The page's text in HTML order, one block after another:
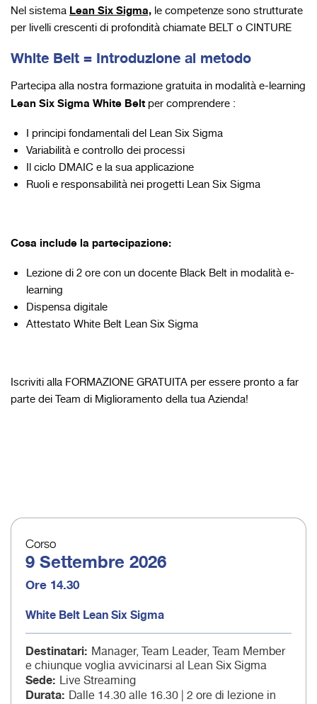
Nel sistemaLean Six Sigma, le competenze sono strutturate
per livelli crescenti di profondità chiamate BELT o CINTURE
White Belt= Introduzione al metodo
Partecipa alla nostra formazione gratuita in modalità e-learning
Lean Six Sigma White Belt per comprendere :
I principi fondamentali del Lean Six Sigma
Variabilità e controllo dei processi
Il ciclo DMAIC e la sua applicazione
Ruoli e responsabilità nei progetti Lean Six Sigma
Cosa include la partecipazione:
Lezione di 2 ore con un docente Black Belt in modalità e-
learning
Dispensa digitale
Attestato White Belt Lean Six Sigma
Iscriviti alla FORMAZIONE GRATUITA per essere pronto a far
parte dei Team di Miglioramento della tua Azienda!
Corso
9 Settembre 2026
Ore 14.30
White Belt Lean Six Sigma
Destinatari Manager, Team Leader, Team Member
e chiunque voglia avvicinarsi al Lean Six Sigma
Sede Live Streaming
Durata Dalle 14.30 alle 16.30 | 2 ore di lezione in